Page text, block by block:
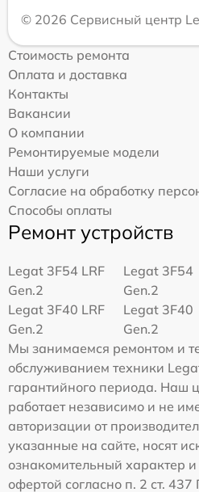
© 2026 Сервисный центр
Стоимость ремонта
Оплата и доставка
Контакты
Вакансии
О компании
Ремонтируемые модели
Наши услуги
Согласие на обработку
Способы оплаты
Ремонт устройств
Legat 3F54 LRF
Gen.2
Legat 3F54
Gen.2
Legat 3F40 LRF
Gen.2
Legat 3F40
Gen.2
Мы занимаемся ремонтом и
обслуживанием техники
гарантийного периода. Наш
работает независимо и не
авторизации от
указанные на сайте, носят
ознакомительный характер
офертой согласно п. 2 ст.